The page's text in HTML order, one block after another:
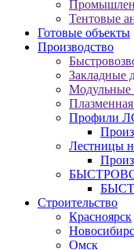
Тентовые
Готовые объекты
Производство
Закладные
Модульные
Плазменная
Профили
Лестницы
Строительство
Красноярск
Омск